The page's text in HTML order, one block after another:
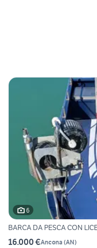
6
BARCA DA PESCA CON
16.000 €Ancona (AN)